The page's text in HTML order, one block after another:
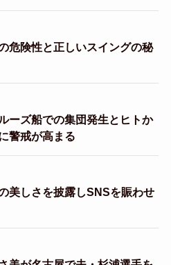
危険性と正しいスイングの秘
ーズ船での集団発生とヒトか
警戒が高まる
美しさを披露しSNSを賑わせ